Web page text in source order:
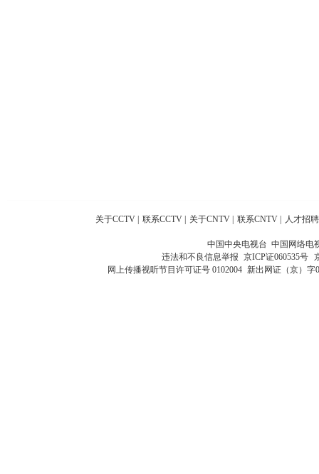
关于CCTV | 联系CCTV | 关于CNTV | 联系CNTV | 人才招聘
中国中央电视台 中国网络电
违法和不良信息举报 京ICP证060535号
网上传播视听节目许可证号 0102004 新出网证（京）